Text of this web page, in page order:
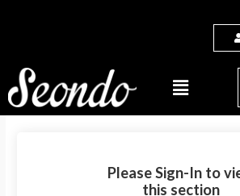
Menu
Please Sign-In to
this section